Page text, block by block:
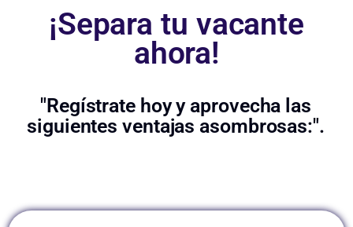
¡Separa tu vacante
ahora!
"Regístrate hoy y aprovecha las
siguientes ventajas asombrosas:".